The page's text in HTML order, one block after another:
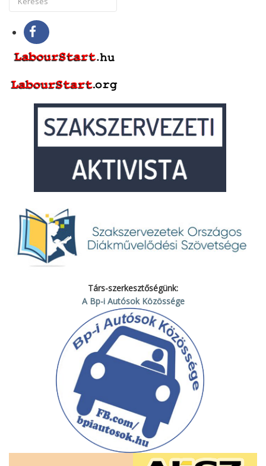
Társ-szerkesztőségünk:
A Bp-i Autósok Közössége